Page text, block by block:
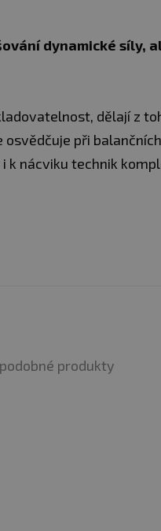
dynamické síly,
dělají z
při balančních
k nácviku technik
(např. CrossFit
produkty